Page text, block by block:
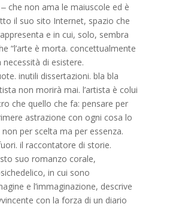
che non ama le maiuscole ed è
il suo sito Internet, spazio che
e in cui, solo, sembra
“l’arte è morta. concettualmente
di esistere.
inutili dissertazioni. bla bla
non morirà mai. l’artista è colui
che quello che fa: pensare per
astrazione con ogni cosa lo
per scelta ma per essenza.
il raccontatore di storie.
suo romanzo corale,
in cui sono
e l’immaginazione, descrive
con la forza di un diario